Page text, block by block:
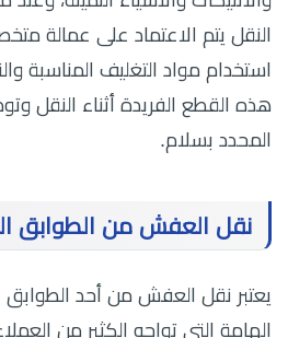
النقل يتم الاعتماد على عمالة
استخدام مواد التغليف المناسبة
هذه القطع الفريدة أثناء النقل
المحدد بسلام.
نقل العفش من الطوابق
يعتبر نقل العفش من أحد الطوابق
الهامة التي تواجه الكثير من